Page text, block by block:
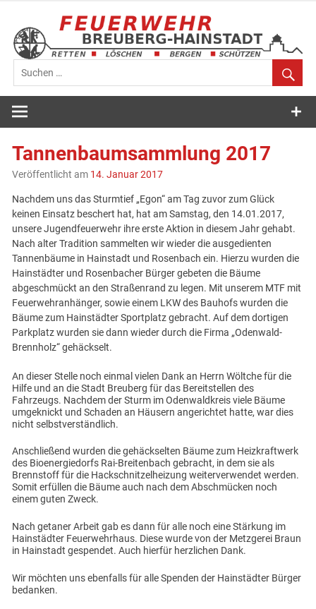
springen
Feuerwehr
Breuberg-
Hainstadt
Tannenbaumsammlung 2017
Veröffentlicht am 14. Januar 2017
Nachdem uns das Sturmtief „Egon“ am Tag zuvor zum Glück
keinen Einsatz beschert hat, hat am Samstag, den 14.01.2017,
unsere Jugendfeuerwehr ihre erste Aktion in diesem Jahr gehabt.
Nach alter Tradition sammelten wir wieder die ausgedienten
Tannenbäume in Hainstadt und Rosenbach ein. Hierzu wurden die
Hainstädter und Rosenbacher Bürger gebeten die Bäume
abgeschmückt an den Straßenrand zu legen. Mit unserem MTF mit
Feuerwehranhänger, sowie einem LKW des Bauhofs wurden die
Bäume zum Hainstädter Sportplatz gebracht. Auf dem dortigen
Parkplatz wurden sie dann wieder durch die Firma „Odenwald-
Brennholz“ gehäckselt.
An dieser Stelle noch einmal vielen Dank an Herrn Wöltche für die
Hilfe und an die Stadt Breuberg für das Bereitstellen des
Fahrzeugs. Nachdem der Sturm im Odenwaldkreis viele Bäume
umgeknickt und Schaden an Häusern angerichtet hatte, war dies
nicht selbstverständlich.
Anschließend wurden die gehäckselten Bäume zum Heizkraftwerk
des Bioenergiedorfs Rai-Breitenbach gebracht, in dem sie als
Brennstoff für die Hackschnitzelheizung weiterverwendet werden.
Somit erfüllen die Bäume auch nach dem Abschmücken noch
einem guten Zweck.
Nach getaner Arbeit gab es dann für alle noch eine Stärkung im
Hainstädter Feuerwehrhaus. Diese wurde von der Metzgerei Braun
in Hainstadt gespendet. Auch hierfür herzlichen Dank.
Wir möchten uns ebenfalls für alle Spenden der Hainstädter Bürger
bedanken.